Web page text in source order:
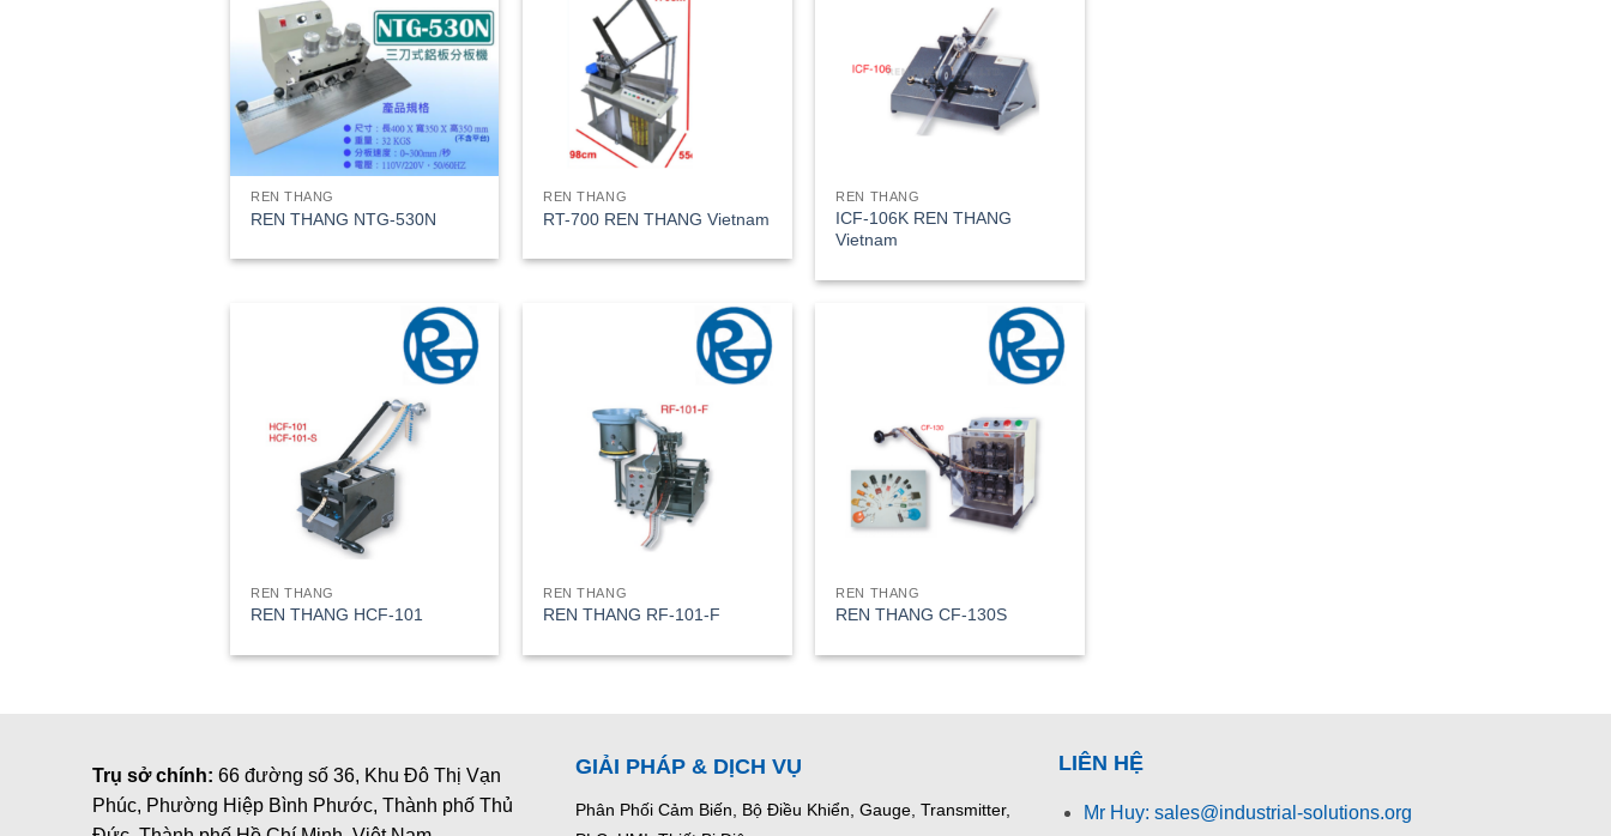
REN THANG
REN THANG NTG-530N
REN THANG
RT-700 REN THANG Vietnam
REN THANG
ICF-106K REN THANG
Vietnam
REN THANG
REN THANG HCF-101
REN THANG
REN THANG RF-101-F
REN THANG
REN THANG CF-130S
Trụ sở chính: 66 đường số 36, Khu Đô Thị Vạn
Phúc, Phường Hiệp Bình Phước, Thành phố Thủ
GIẢI PHÁP & DỊCH VỤ
Phân Phối Cảm Biến, Bộ Điều Khiển, Gauge, Transmitter,
LIÊN HỆ
Mr Huy: sales@industrial-solutions.org